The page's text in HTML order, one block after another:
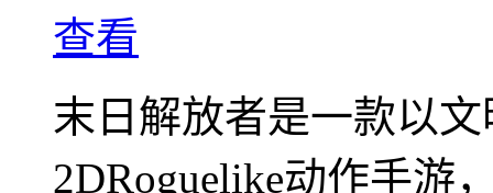
查看
末日解放者是一款以
2DRoguelike动作手游